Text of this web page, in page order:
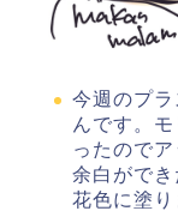
今週のプ
んです。
ったので
余白がで
花色に塗